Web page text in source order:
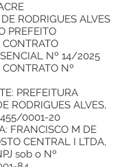
RODRIGUES ALVES
PREFEITO
CONTRATO
Nº 14/2025
CONTRATO Nº
PREFEITURA
RODRIGUES ALVES,
/0001-20
FRANCISCO M DE
CENTRAL I LTDA,
sob o Nº